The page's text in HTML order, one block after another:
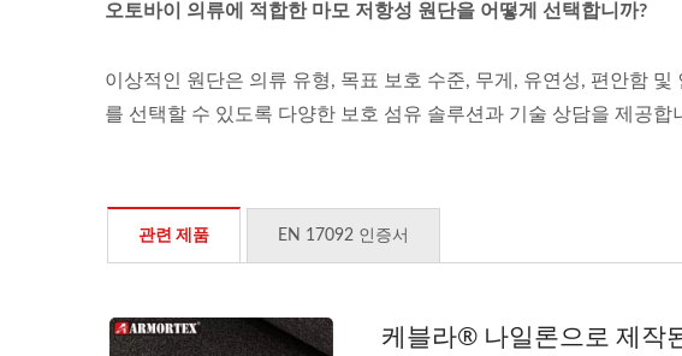
오토바이 의류에 적합한 마모 저항성 원단을 어떻게 선택합니까?
이상적인 원단은 의류 유형, 목표 보호 수준, 무게, 유연성, 편안함
를 선택할 수 있도록 다양한 보호 섬유 솔루션과 기술 상담을 제공합
관련 제품 EN 17092 인증서
케블라® 나일론으로 제작